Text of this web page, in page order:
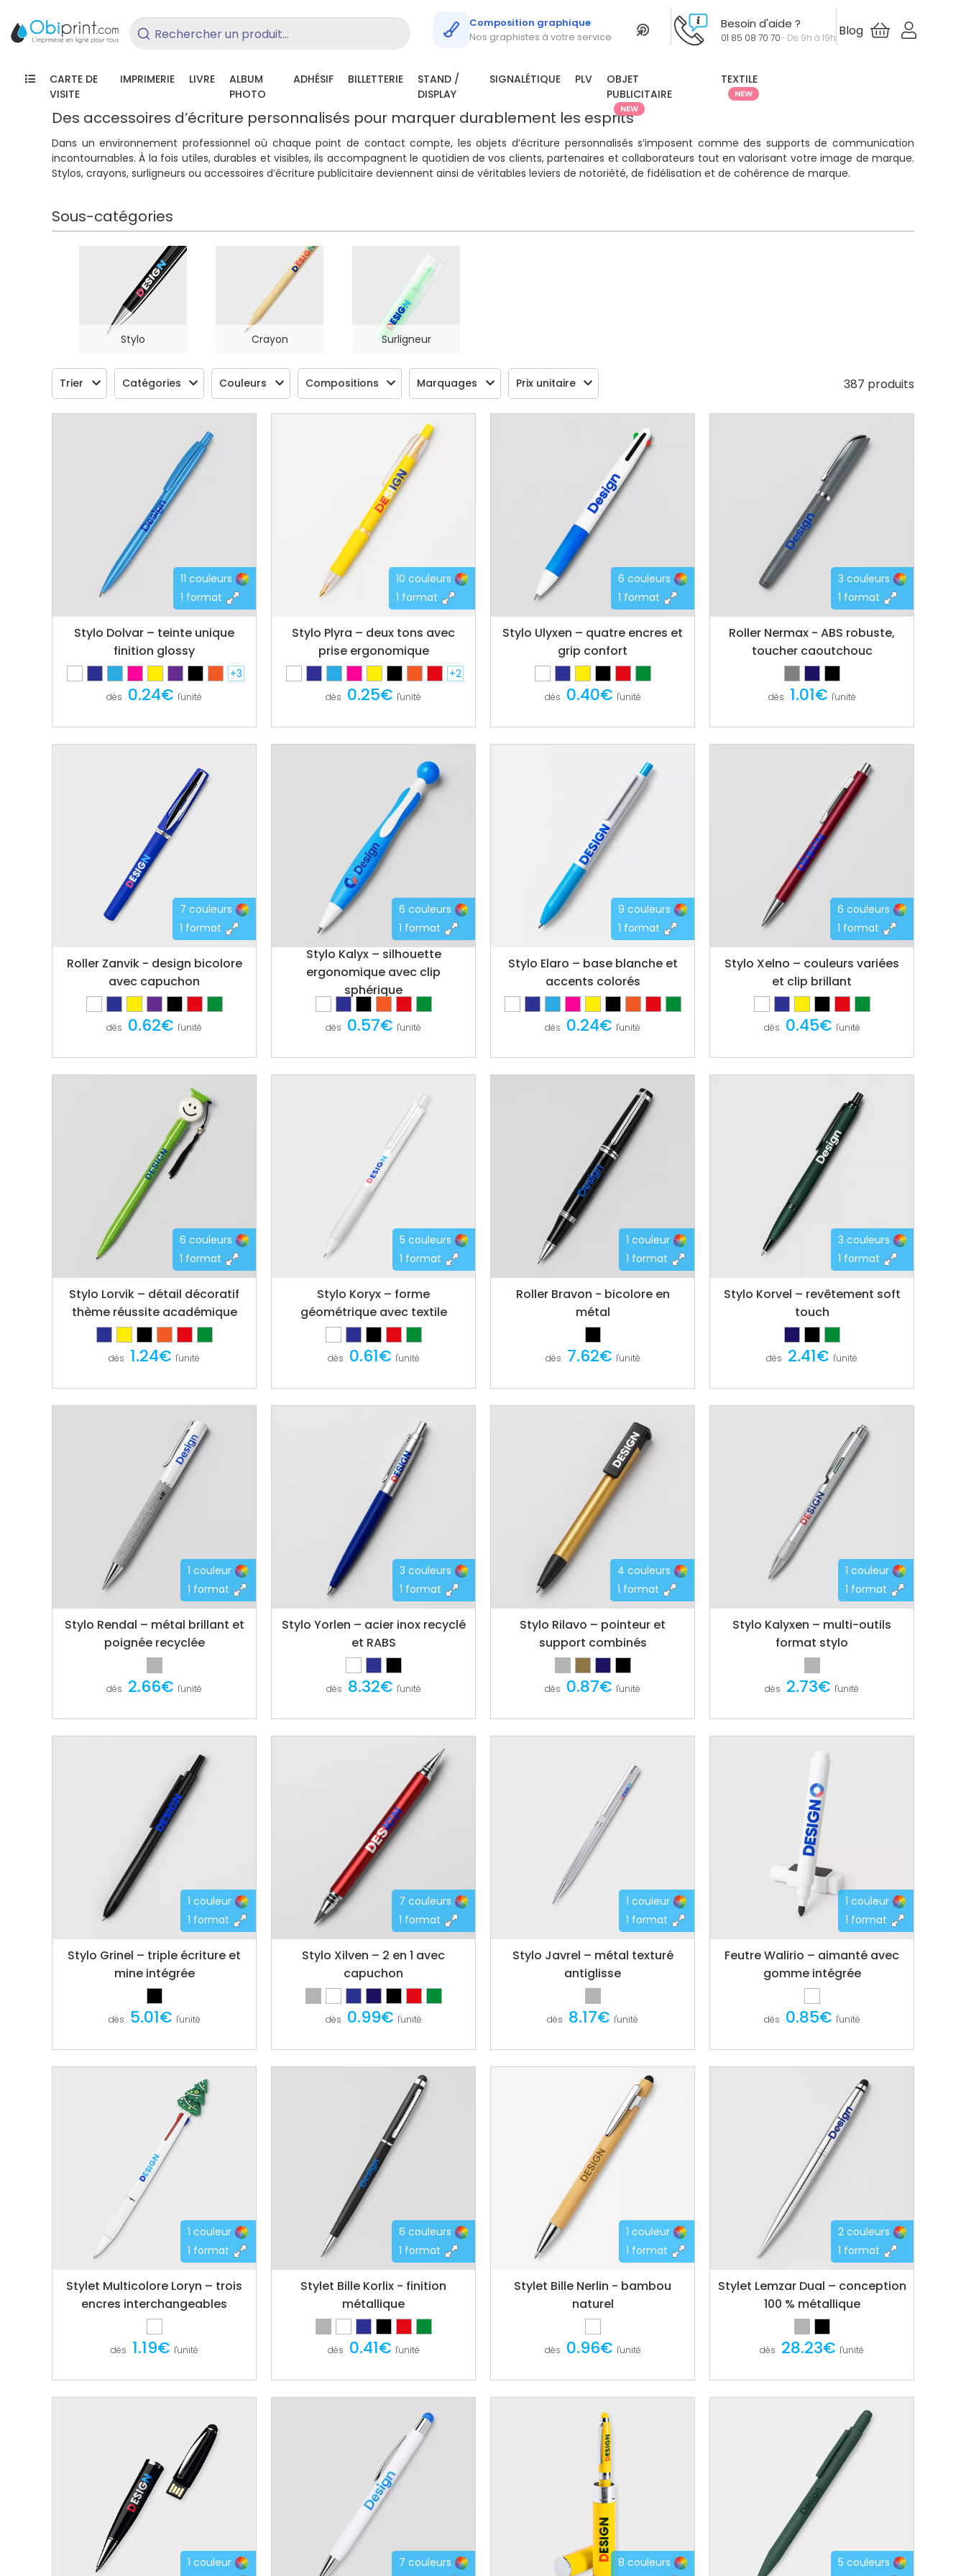
Rechercher un produit...
Composition graphique
Nos graphistes à votre service
Besoin d'aide ?
01 85 08 70 70- De 9h à 19h Blog
CARTE DE
VISITE
IMPRIMERIE LIVRE
ALBUM
PHOTO
ADHÉSIF BILLETTERIE
STAND /
DISPLAY
SIGNALÉTIQUE PLV
OBJET
PUBLICITAIRE
NEW
TEXTILE
NEW
/ Accessoires de bureau / Écriture
Objets d’écriture personnalisés pour votre communication
Des accessoires d’écriture personnalisés pour marquer durablement les esprits
Dans un environnement professionnel où chaque point de contact compte, les objets d’écriture personnalisés s’imposent comme des supports de communication
incontournables. À la fois utiles, durables et visibles, ils accompagnent le quotidien de vos clients, partenaires et collaborateurs tout en valorisant votre image de marque.
Stylos, crayons, surligneurs ou accessoires d’écriture publicitaire deviennent ainsi de véritables leviers de notoriété, de fidélisation et de cohérence de marque.
Sous-catégories
Stylo Crayon Surligneur
Trier Catégories Couleurs Compositions Marquages Prix unitaire 387 produits
11 couleurs
1 format
Stylo Dolvar – teinte unique
finition glossy
+3
dès 0.24€ l'unité
10 couleurs
1 format
Stylo Plyra – deux tons avec
prise ergonomique
+2
dès 0.25€ l'unité
6 couleurs
1 format
Stylo Ulyxen – quatre encres et
grip confort
dès 0.40€ l'unité
3 couleurs
1 format
Roller Nermax - ABS robuste,
toucher caoutchouc
dès 1.01€ l'unité
7 couleurs
1 format
Roller Zanvik - design bicolore
avec capuchon
dès 0.62€ l'unité
6 couleurs
1 format
Stylo Kalyx – silhouette
ergonomique avec clip
sphérique
dès 0.57€ l'unité
9 couleurs
1 format
Stylo Elaro – base blanche et
accents colorés
dès 0.24€ l'unité
6 couleurs
1 format
Stylo Xelno – couleurs variées
et clip brillant
dès 0.45€ l'unité
6 couleurs
1 format
Stylo Lorvik – détail décoratif
thème réussite académique
dès 1.24€ l'unité
5 couleurs
1 format
Stylo Koryx – forme
géométrique avec textile
dès 0.61€ l'unité
1 couleur
1 format
Roller Bravon - bicolore en
métal
dès 7.62€ l'unité
3 couleurs
1 format
Stylo Korvel – revêtement soft
touch
dès 2.41€ l'unité
1 couleur
1 format
Stylo Rendal – métal brillant et
poignée recyclée
dès 2.66€ l'unité
3 couleurs
1 format
Stylo Yorlen – acier inox recyclé
et RABS
dès 8.32€ l'unité
4 couleurs
1 format
Stylo Rilavo – pointeur et
support combinés
dès 0.87€ l'unité
1 couleur
1 format
Stylo Kalyxen – multi-outils
format stylo
dès 2.73€ l'unité
1 couleur
1 format
Stylo Grinel – triple écriture et
mine intégrée
dès 5.01€ l'unité
7 couleurs
1 format
Stylo Xilven – 2 en 1 avec
capuchon
dès 0.99€ l'unité
1 couleur
1 format
Stylo Javrel – métal texturé
antiglisse
dès 8.17€ l'unité
1 couleur
1 format
Feutre Walirio – aimanté avec
gomme intégrée
dès 0.85€ l'unité
1 couleur
1 format
Stylet Multicolore Loryn – trois
encres interchangeables
dès 1.19€ l'unité
6 couleurs
1 format
Stylet Bille Korlix - finition
métallique
dès 0.41€ l'unité
1 couleur
1 format
Stylet Bille Nerlin - bambou
naturel
dès 0.96€ l'unité
2 couleurs
1 format
Stylet Lemzar Dual – conception
100 % métallique
dès 28.23€ l'unité
1 couleur
7 couleurs
8 couleurs
5 couleurs